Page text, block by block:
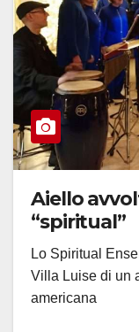
Aiello
“spiritual”
Lo Spiritual
Villa Luise di un
americana